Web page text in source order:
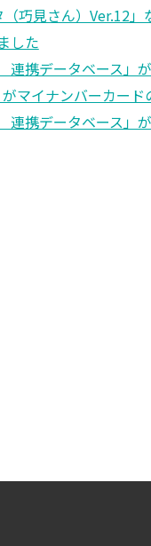
（巧見さん）Ver.12
した
連携データベース」
がマイナンバーカー
連携データベース」